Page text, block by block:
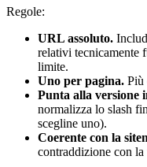
Regole:
URL assoluto.
relativi tecnicamente
limite.
Uno per pagina. Più
Punta alla versione
normalizza lo slash
scegline uno).
Coerente con la
contraddizione con